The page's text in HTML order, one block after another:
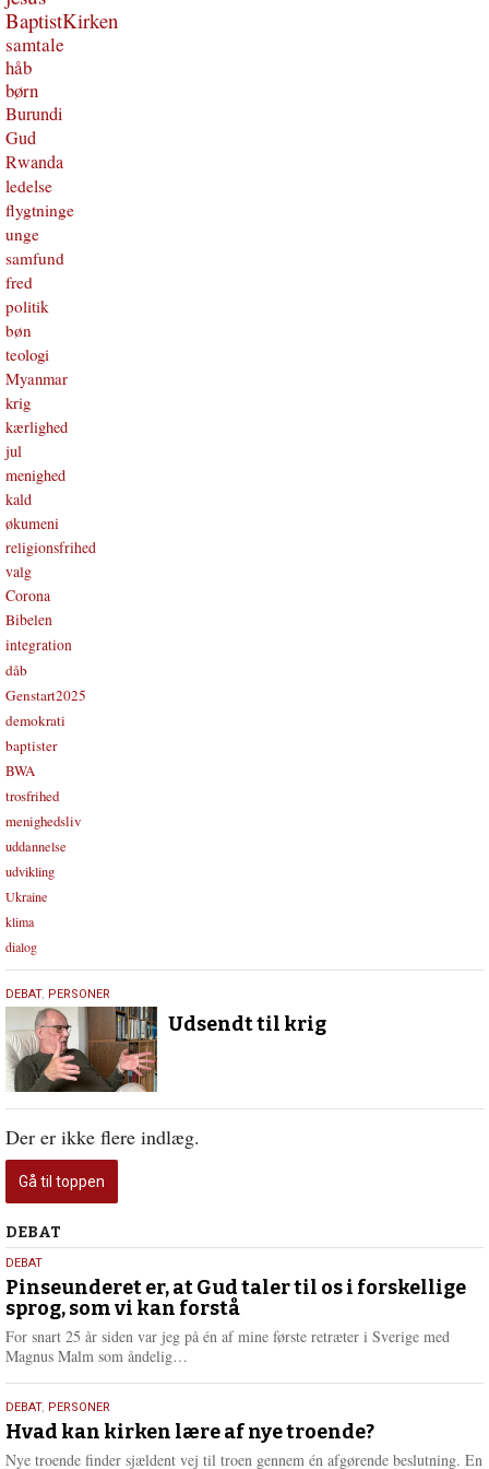
BaptistKirken
samtale
håb
børn
Burundi
Gud
Rwanda
ledelse
flygtninge
unge
samfund
fred
politik
bøn
teologi
Myanmar
krig
kærlighed
jul
menighed
kald
økumeni
religionsfrihed
valg
Corona
Bibelen
integration
dåb
Genstart2025
demokrati
baptister
BWA
trosfrihed
menighedsliv
uddannelse
udvikling
Ukraine
klima
dialog
16.
februar
2023
DEBAT, PERSONER
Udsendt til krig
Der er ikke flere indlæg.
Gå til toppen
Debat
DEBAT
5.
august
2026
DEBAT
Pinseunderet er, at Gud taler til os i forskellige
sprog, som vi kan forstå
For snart 25 år siden var jeg på én af mine første retræter i Sverige med
Magnus Malm som åndelig…
e
r
25.
juli
2026
DEBAT, PERSONER
Hvad kan kirken lære af nye troende?
Nye troende finder sjældent vej til troen gennem én afgørende beslutning. En